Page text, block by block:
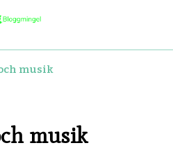
musik
musik